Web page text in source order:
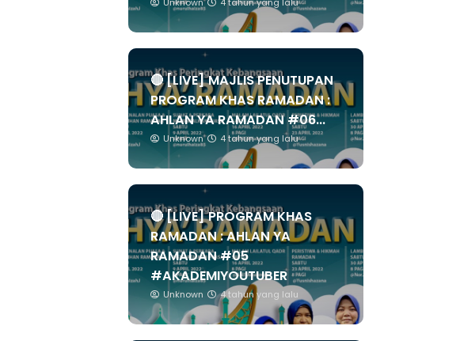
Unknown 4 tahun yang lalu
🔴 [LIVE] MAJLIS PENUTUPAN
PROGRAM KHAS RAMADAN :
AHLAN YA RAMADAN #06...
Unknown 4 tahun yang lalu
🔴 [LIVE] PROGRAM KHAS
RAMADAN : AHLAN YA
RAMADAN #05
#AKADEMIYOUTUBER
Unknown 4 tahun yang lalu